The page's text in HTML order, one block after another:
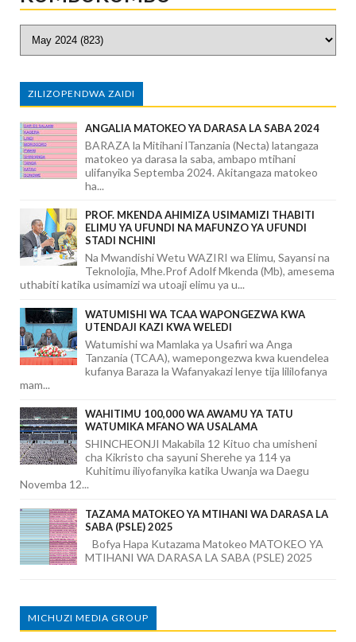
ZILIZOPENDWA ZAIDI
ANGALIA MATOKEO YA DARASA LA SABA 2024
BARAZA la Mitihani lTanzania (Necta) latangaza
matokeo ya darasa la saba, ambapo mtihani
ulifanyika Septemba 2024. Akitangaza matokeo
ha...
PROF. MKENDA AHIMIZA USIMAMIZI THABITI
ELIMU YA UFUNDI NA MAFUNZO YA UFUNDI
STADI NCHINI
Na Mwandishi Wetu WAZIRI wa Elimu, Sayansi na
Teknolojia, Mhe.Prof Adolf Mkenda (Mb), amesema
uthabiti katika usimamizi wa utoaji elimu ya u...
WATUMISHI WA TCAA WAPONGEZWA KWA
UTENDAJI KAZI KWA WELEDI
Watumishi wa Mamlaka ya Usafiri wa Anga
Tanzania (TCAA), wamepongezwa kwa kuendelea
kufanya Baraza la Wafanyakazi lenye tija lililofanya
mam...
WAHITIMU 100,000 WA AWAMU YA TATU
WATUMIKA MFANO WA USALAMA
SHINCHEONJI Makabila 12 Kituo cha umisheni
cha Kikristo cha sayuni Sherehe ya 114 ya
Kuhitimu iliyofanyika katika Uwanja wa Daegu
Novemba 12...
TAZAMA MATOKEO YA MTIHANI WA DARASA LA
SABA (PSLE) 2025
Bofya Hapa Kutazama Matokeo MATOKEO YA
MTIHANI WA DARASA LA SABA (PSLE) 2025
MICHUZI MEDIA GROUP